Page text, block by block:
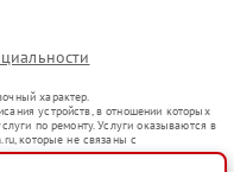
характер.
устройств, в отношении которых
по ремонту. Услуги оказываются в
которые не связаны с
представителями.
гражданский оборот в соответствии